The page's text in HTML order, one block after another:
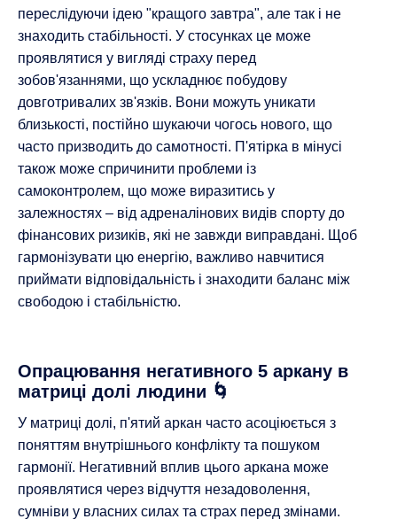
переслідуючи ідею "кращого завтра", але так і не
знаходить стабільності. У стосунках це може
проявлятися у вигляді страху перед
зобов'язаннями, що ускладнює побудову
довготривалих зв'язків. Вони можуть уникати
близькості, постійно шукаючи чогось нового, що
часто призводить до самотності. П'ятірка в мінусі
також може спричинити проблеми із
самоконтролем, що може виразитись у
залежностях – від адреналінових видів спорту до
фінансових ризиків, які не завжди виправдані. Щоб
гармонізувати цю енергію, важливо навчитися
приймати відповідальність і знаходити баланс між
свободою і стабільністю.
Опрацювання негативного 5 аркану в
матриці долі людини 🌀
У матриці долі, п'ятий аркан часто асоціюється з
поняттям внутрішнього конфлікту та пошуком
гармонії. Негативний вплив цього аркана може
проявлятися через відчуття незадоволення,
сумніви у власних силах та страх перед змінами.